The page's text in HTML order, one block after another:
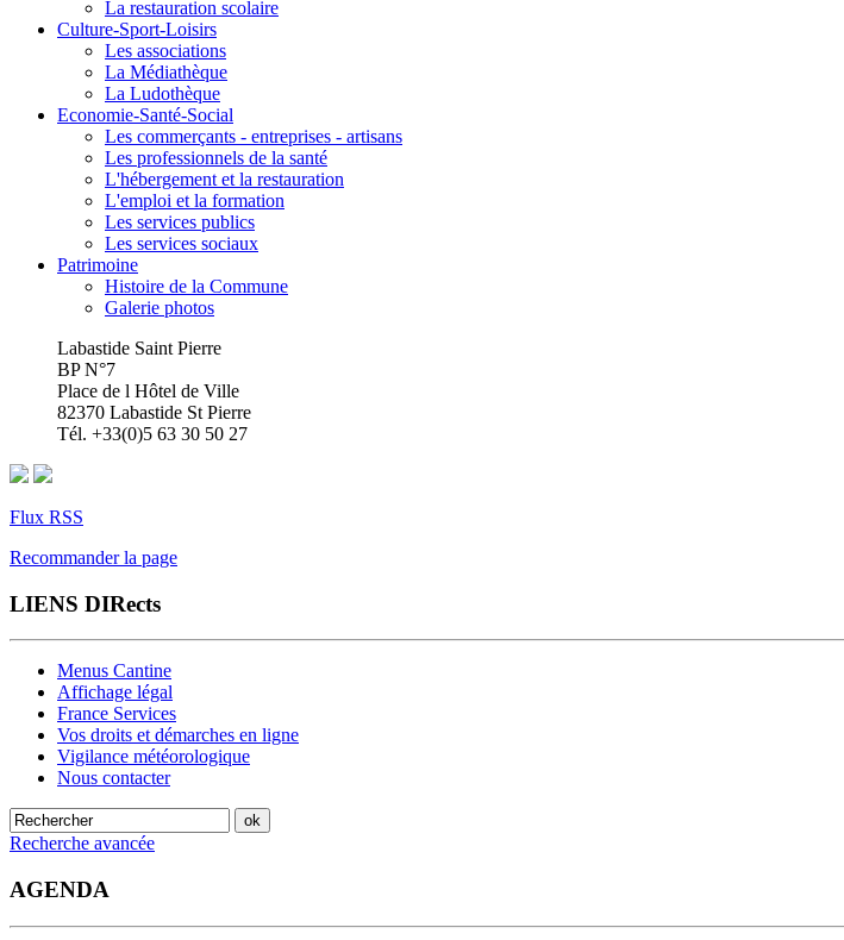
La restauration scolaire
Culture-Sport-Loisirs
Les associations
La Médiathèque
La Ludothèque
Economie-Santé-Social
Les commerçants - entreprises - artisans
Les professionnels de la santé
L'hébergement et la restauration
L'emploi et la formation
Les services publics
Les services sociaux
Patrimoine
Histoire de la Commune
Galerie photos
Labastide Saint Pierre
BP N°7
Place de l Hôtel de Ville
82370 Labastide St Pierre
Tél. +33(0)5 63 30 50 27
Flux RSS
Recommander la page
LIENS DIRects
Menus Cantine
Affichage légal
France Services
Vos droits et démarches en ligne
Vigilance météorologique
Nous contacter
Recherche avancée
AGENDA